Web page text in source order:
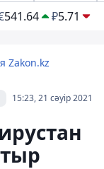
541.64 ₽5.71
Zakon.kz
15:23, 21 сәуір 2021